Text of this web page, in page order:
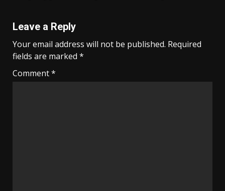
Leave a Reply
Your email address will not be published. Required
fields are marked *
Comment*